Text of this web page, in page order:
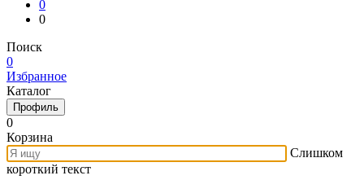
0
0
Поиск
0
Избранное
Каталог
Профиль
0
Корзина
Слишком
короткий текст